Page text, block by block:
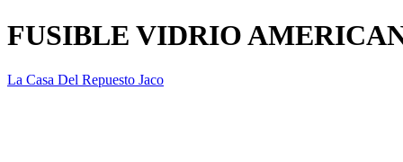
FUSIBLE VIDRIO
La Casa Del Repuesto Jaco